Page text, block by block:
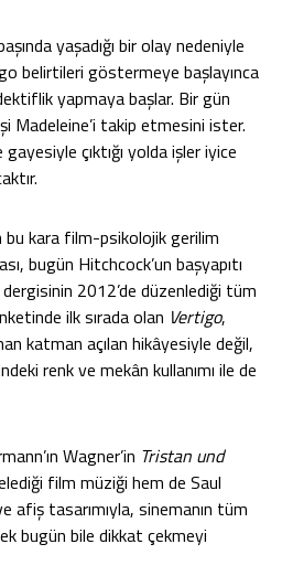
yaşadığı bir olay nedeniyle
belirtileri göstermeye başlayınca
yapmaya başlar. Bir gün
Madeleine’i takip etmesini ister.
çıktığı yolda işler iyice
bu kara film-psikolojik gerilim
bugün Hitchcock’un başyapıtı
2012’de düzenlediği tüm
ilk sırada olan Vertigo,
katman açılan hikâyesiyle değil,
renk ve mekân kullanımı ile de
Wagner’in Tristan und
film müziği hem de Saul
afiş tasarımıyla, sinemanın tüm
bugün bile dikkat çekmeyi